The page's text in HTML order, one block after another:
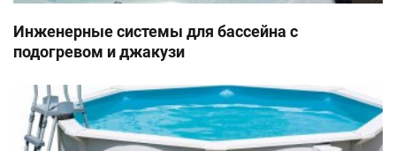
Инженерные системы для бассейна с
подогревом и джакузи